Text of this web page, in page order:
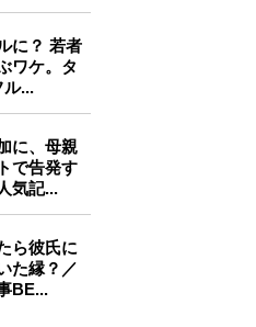
に？ 若者
ワケ。タ
ル...
に、母親
で告発す
気記...
ら彼氏に
た縁？／
BE...